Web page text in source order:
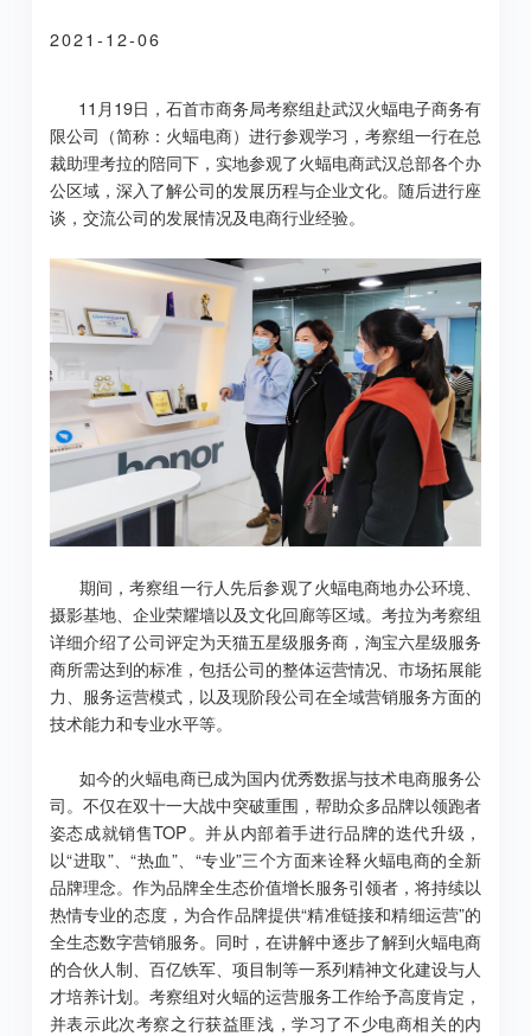
2021-12-06
11月19日，石首市商务局考察组赴武汉火蝠电子商务有
限公司（简称：火蝠电商）进行参观学习，考察组一行在总
裁助理考拉的陪同下，实地参观了火蝠电商武汉总部各个办
公区域，深入了解公司的发展历程与企业文化。随后进行座
谈，交流公司的发展情况及电商行业经验。
期间，考察组一行人先后参观了火蝠电商地办公环境、
摄影基地、企业荣耀墙以及文化回廊等区域。考拉为考察组
详细介绍了公司评定为天猫五星级服务商，淘宝六星级服务
商所需达到的标准，包括公司的整体运营情况、市场拓展能
力、服务运营模式，以及现阶段公司在全域营销服务方面的
技术能力和专业水平等。
如今的火蝠电商已成为国内优秀数据与技术电商服务公
司。不仅在双十一大战中突破重围，帮助众多品牌以领跑者
姿态成就销售TOP。并从内部着手进行品牌的迭代升级，
以“进取”、“热血”、“专业”三个方面来诠释火蝠电商的全新
品牌理念。作为品牌全生态价值增长服务引领者，将持续以
热情专业的态度，为合作品牌提供“精准链接和精细运营”的
全生态数字营销服务。同时，在讲解中逐步了解到火蝠电商
的合伙人制、百亿铁军、项目制等一系列精神文化建设与人
才培养计划。考察组对火蝠的运营服务工作给予高度肯定，
并表示此次考察之行获益匪浅，学习了不少电商相关的内